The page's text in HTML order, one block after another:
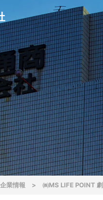
企業情報 > ㈱MS LIFE POINT